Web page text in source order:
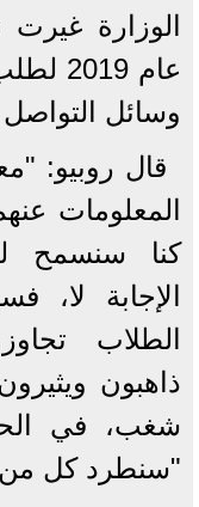
الوزارة
عام
وسائل
قال روبيو:
المعلومات
كنا سنسمح
الإجابة لا،
الطلاب
ذاهبون
شغب، في
"سنطرد كل من